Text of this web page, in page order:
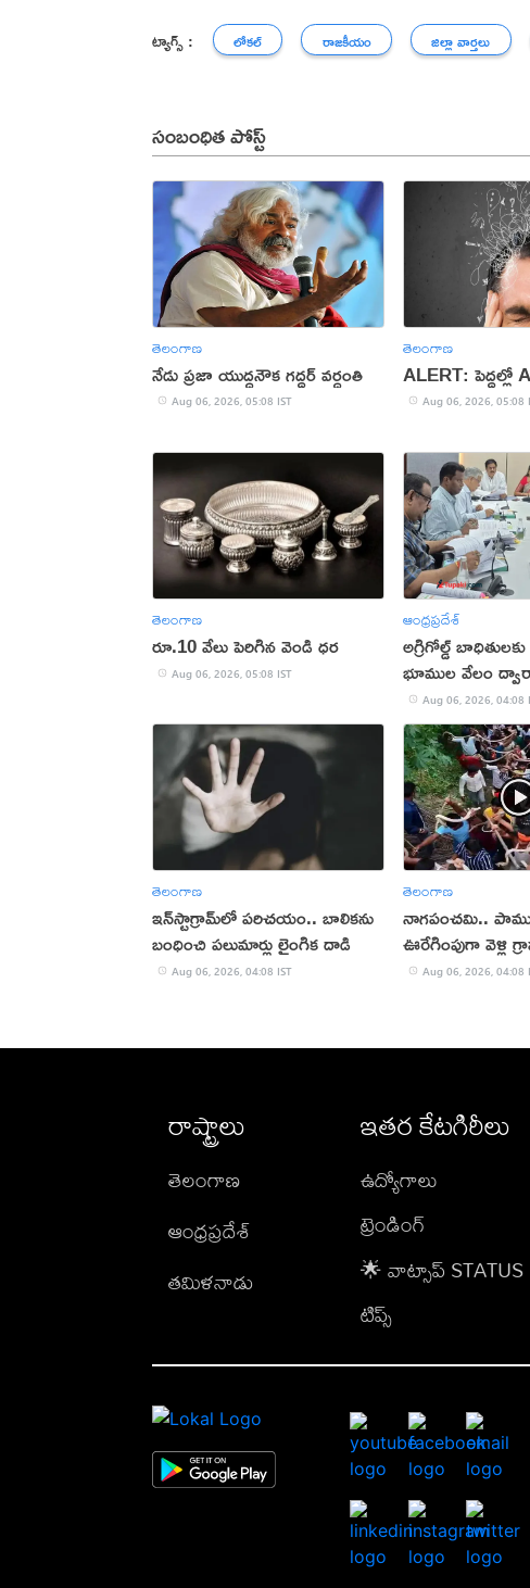
ట్యాగ్స్ : లోకల్ రాజకీయం జిల్లా వార్తలు
సంబంధిత పోస్ట్
తెలంగాణ
నేడు ప్రజా యుద్ధనౌక గద్దర్ వర్ధంతి
Aug 06, 2026, 05:08 IST
తెలంగాణ
ALERT: పెద్దల్లో
Aug 06, 2026, 05:08
తెలంగాణ
రూ.10 వేలు పెరిగిన వెండి ధర
Aug 06, 2026, 05:08 IST
ఆంధ్రప్రదేశ్
అగ్రిగోల్డ్
భూముల వేలం
Aug 06, 2026, 04:08
తెలంగాణ
ఇన్‌స్టాగ్రామ్‌లో పరిచయం.. బాలికను
బంధించి పలుమార్లు లైంగిక దాడి
Aug 06, 2026, 04:08 IST
తెలంగాణ
నాగపంచమి..
ఊరేగింపుగా వెళ్లి
పూజలు(వీడియో)
Aug 06, 2026, 04:08
రాష్ట్రాలు
తెలంగాణ
ఆంధ్రప్రదేశ్
తమిళనాడు
ఇతర కేటగిరీలు
ఉద్యోగాలు
ట్రెండింగ్
🌟 వాట్సాప్ STATUS
టిప్స్